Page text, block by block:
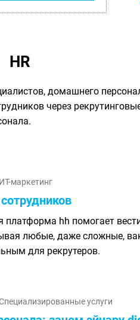
HR
домашнего
через
ИТ-маркетинг
платформа hh помогает
любые, даже сложные,
для рекрутеров.
услуги